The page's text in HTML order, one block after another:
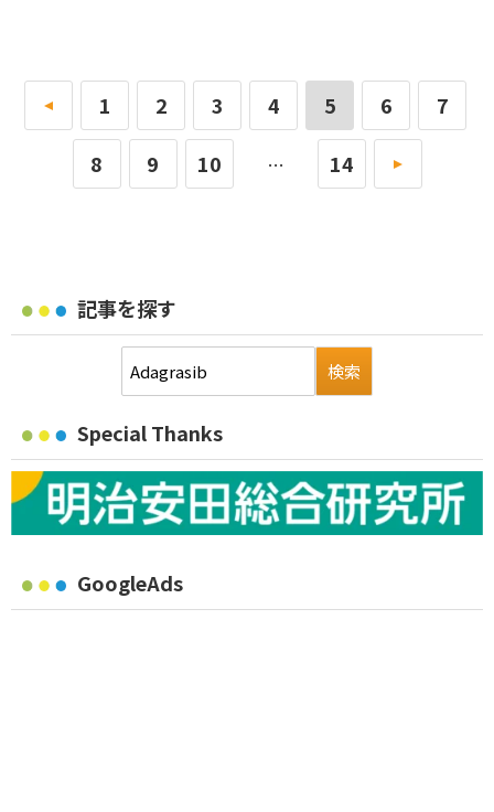
« 1 2 3 4 5 6 7
8 9 10 … 14 »
記事を探す
Special Thanks
GoogleAds